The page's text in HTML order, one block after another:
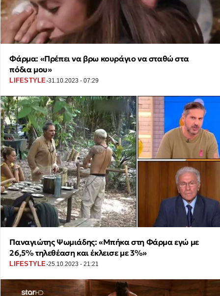
Φάρμα: «Πρέπει να βρω κουράγιο να σταθώ στα
πόδια μου»
LIFESTYLE·31.10.2023 - 07:29
Παναγιώτης Ψωμιάδης: «Μπήκα στη Φάρμα εγώ με
26,5% τηλεθέαση και έκλεισε με 3%»
LIFESTYLE·25.10.2023 - 21:21